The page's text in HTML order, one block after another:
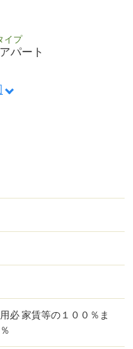
イプ
パート
必 家賃等の１００％ま